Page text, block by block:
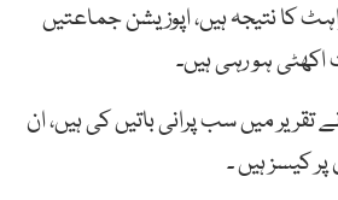
کا نتیجہ ہیں، اپوزیشن جماعتیں
ہو رہی ہیں۔
تقریر میں سب پرانی باتیں کی ہیں، ان
کیسز ہیں ۔